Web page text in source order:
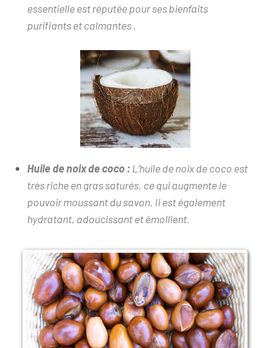
essentielle est réputée pour ses bienfaits
purifiants et calmantes .
Huile de noix de coco : L’huile de noix de coco est
très riche en gras saturés, ce qui augmente le
pouvoir moussant du savon. Il est également
hydratant, adoucissant et émollient.